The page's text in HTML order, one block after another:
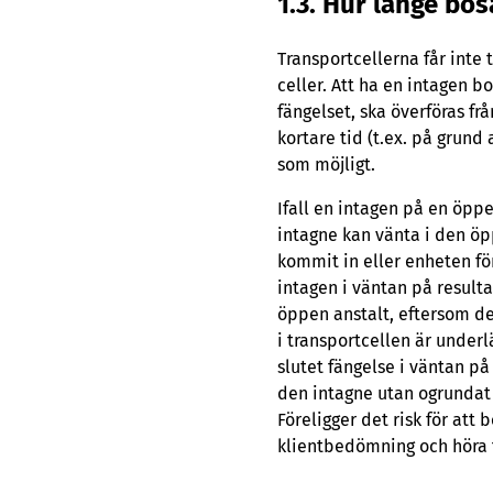
Transportcellerna får inte
celler. Att ha en intagen
fängelset, ska överföras
kortare tid (t.ex. på grund
som möjligt.
Ifall en intagen på en
intagne kan vänta i den
kommit in eller enheten
intagen i väntan på
öppen anstalt, eftersom
i transportcellen är
slutet fängelse i väntan
den intagne utan
Föreligger det risk för att
klientbedömning och